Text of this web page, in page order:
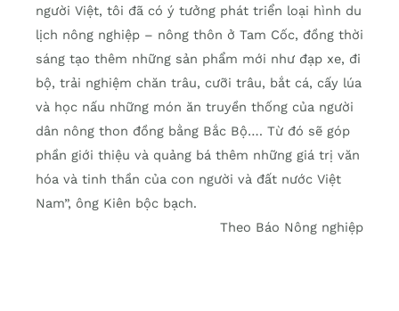
người Việt, tôi đã có ý tưởng phát triển loại hình du
lịch nông nghiệp – nông thôn ở Tam Cốc, đồng thời
sáng tạo thêm những sản phẩm mới như đạp xe, đi
bộ, trải nghiệm chăn trâu, cưỡi trâu, bắt cá, cấy lúa
và học nấu những món ăn truyền thống của người
dân nông thon đồng bằng Bắc Bộ…. Từ đó sẽ góp
phần giới thiệu và quảng bá thêm những giá trị văn
hóa và tinh thần của con người và đất nước Việt
Nam”, ông Kiên bộc bạch.
Theo Báo Nông nghiệp